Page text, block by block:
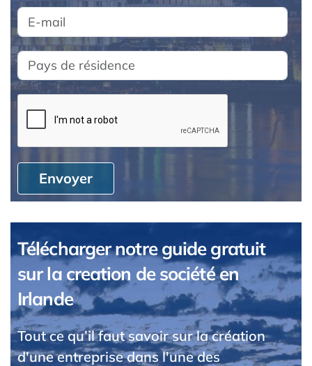
Envoyer
Télécharger notre guide gratuit
sur la creation de société en
Irlande
Tout ce qu’il faut savoir sur la création
d'une entreprise dans l'une des